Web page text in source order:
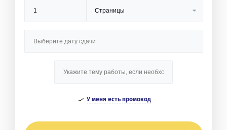
У меня есть промокод